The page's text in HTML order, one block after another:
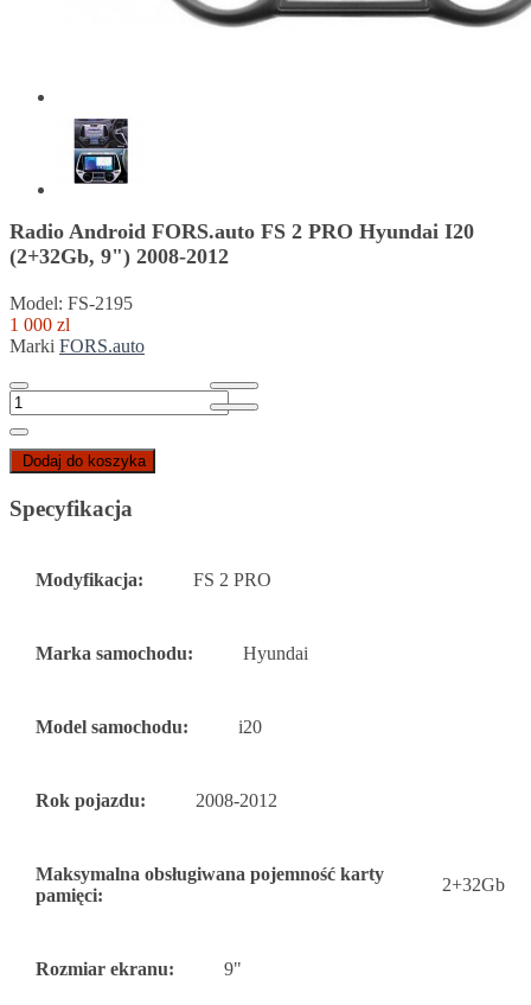
Radio Android FORS.auto FS 2 PRO Hyundai I20
(2+32Gb, 9") 2008-2012
Model: FS-2195
1 000 zl
Marki FORS.auto
Dodaj do koszyka
Specyfikacja
Modyfikacja: FS 2 PRO
Marka samochodu: Hyundai
Model samochodu: i20
Rok pojazdu: 2008-2012
Maksymalna obsługiwana pojemność karty
pamięci:
2+32Gb
Rozmiar ekranu: 9"